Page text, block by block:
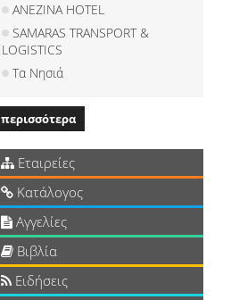
ANEZINA HOTEL
SAMARAS TRANSPORT &
LOGISTICS
Τα Νησιά
περισσότερα
Εταιρείες
Κατάλογος
Αγγελίες
Βιβλία
Ειδήσεις